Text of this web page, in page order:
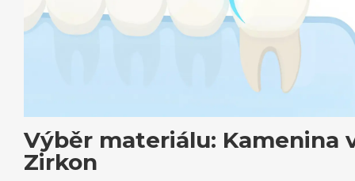
Výběr materiálu: Kamenina
Zirkon